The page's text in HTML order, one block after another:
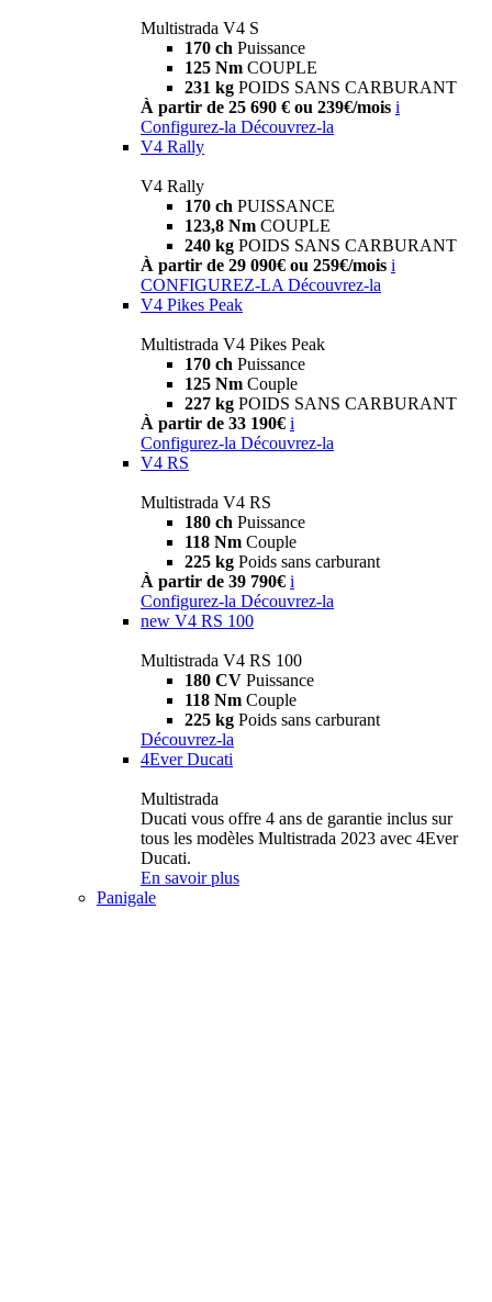
Multistrada V4 S
170 ch Puissance
125 Nm COUPLE
231 kg POIDS SANS CARBURANT
À partir de 25 690 € ou 239€/mois i
Configurez-la Découvrez-la
V4 Rally
V4 Rally
170 ch PUISSANCE
123,8 Nm COUPLE
240 kg POIDS SANS CARBURANT
À partir de 29 090€ ou 259€/mois i
CONFIGUREZ-LA Découvrez-la
V4 Pikes Peak
Multistrada V4 Pikes Peak
170 ch Puissance
125 Nm Couple
227 kg POIDS SANS CARBURANT
À partir de 33 190€ i
Configurez-la Découvrez-la
V4 RS
Multistrada V4 RS
180 ch Puissance
118 Nm Couple
225 kg Poids sans carburant
À partir de 39 790€ i
Configurez-la Découvrez-la
new V4 RS 100
Multistrada V4 RS 100
180 CV Puissance
118 Nm Couple
225 kg Poids sans carburant
Découvrez-la
4Ever Ducati
Multistrada
Ducati vous offre 4 ans de garantie inclus sur
tous les modèles Multistrada 2023 avec 4Ever
Ducati.
En savoir plus
Panigale